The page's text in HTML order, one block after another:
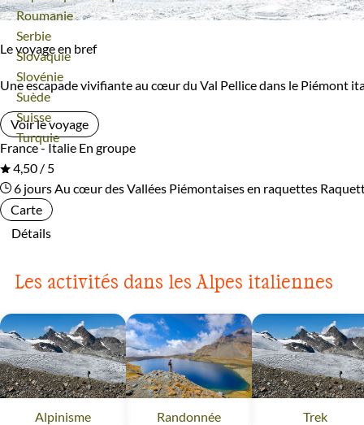
Voyage
Roumanie
Voyage
Serbie
Voyage
Slovaquie
Voyage
Slovénie
Voyage
Suède
Voyage
Suisse
Voyage
Turquie
Le voyage en bref
Une escapade vivifiante au cœur du Val Pellice dans le Piémont
Voir le voyage
France - Italie En groupe
4,50 / 5
6 joursAu cœur des Vallées Piémontaises en raquettes
Carte
Détails
Les activités dans les Alpes italiennes
Alpinisme Alpes italiennesRandonnée Alpes italiennesTrekAlpes